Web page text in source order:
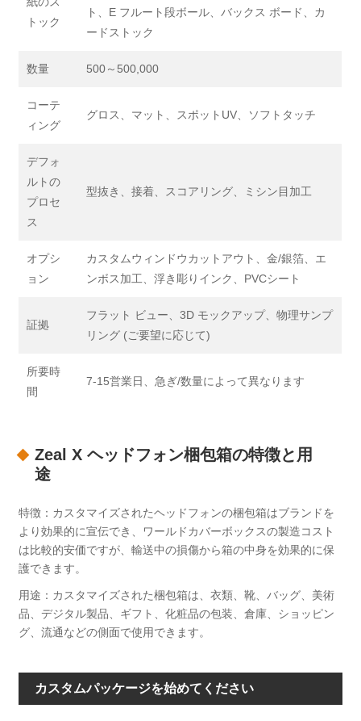
トック
ト、E フルート段ボール、バックス ボード、カ
ードストック
数量 500～500,000
コーテ
ィング
グロス、マット、スポットUV、ソフトタッチ
デフォ
ルトの
プロセ
ス
型抜き、接着、スコアリング、ミシン目加工
オプシ
ョン
カスタムウィンドウカットアウト、金/銀箔、エ
ンボス加工、浮き彫りインク、PVCシート
証拠
フラット ビュー、3D モックアップ、物理サンプ
リング (ご要望に応じて)
所要時
間
7-15営業日、急ぎ/数量によって異なります
Zeal X ヘッドフォン梱包箱の特徴と用
途
特徴：カスタマイズされたヘッドフォンの梱包箱はブランドを
より効果的に宣伝でき、ワールドカバーボックスの製造コスト
は比較的安価ですが、輸送中の損傷から箱の中身を効果的に保
護できます。
用途：カスタマイズされた梱包箱は、衣類、靴、バッグ、美術
品、デジタル製品、ギフト、化粧品の包装、倉庫、ショッピン
グ、流通などの側面で使用できます。
カスタムパッケージを始めてください